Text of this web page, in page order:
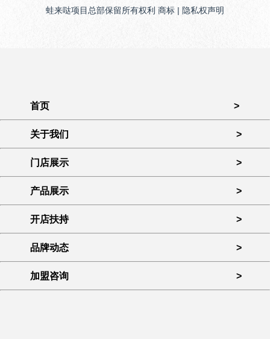
蛙来哒项目总部保留所有权利 商标 | 隐私权声明
首页 >
关于我们 >
门店展示 >
产品展示 >
开店扶持 >
品牌动态 >
加盟咨询 >